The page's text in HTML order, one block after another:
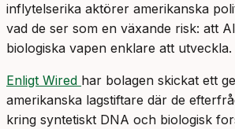
inflytelserika aktörer amerikanska
vad de ser som en växande risk: att
biologiska vapen enklare att utveckla.
Enligt Wired har bolagen skickat ett
amerikanska lagstiftare där de
kring syntetiskt DNA och biologisk